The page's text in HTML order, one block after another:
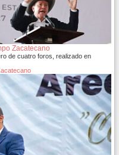
Zacatecano
de cuatro foros, realizado en